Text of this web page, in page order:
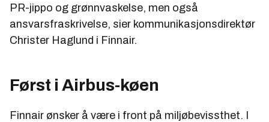
PR-jippo og grønnvaskelse, men også
ansvarsfraskrivelse, sier kommunikasjonsdirektør
Christer Haglund i Finnair.
Først i Airbus-køen
Finnair ønsker å være i front på miljøbevissthet. I